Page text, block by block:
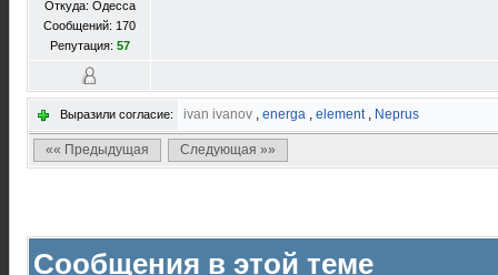
Откуда: Одесса
Сообщений: 170
Репутация: 57
Выразили согласие: ivan ivanov , energa , element, Neprus
«« Предыдущая Следующая »»
Сообщения в этой теме